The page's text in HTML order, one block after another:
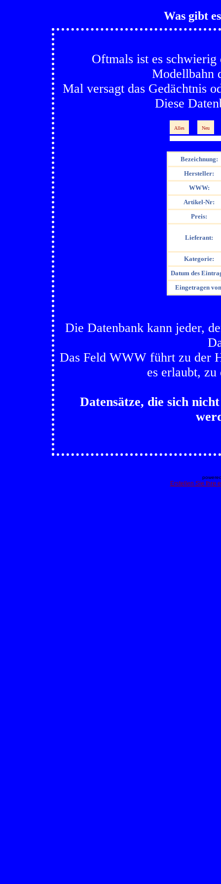
Was gibt
Oftmals ist es
Modellbahn
Mal versagt das Gedächtnis
Diese
Alles Neu
Bezeichnung:
Hersteller:
WWW:
Artikel-Nr:
Preis:
Lieferant:
Kategorie:
Datum des
Eingetragen
Die Datenbank kann jeder,
Das Feld WWW führt zu der
es erlaubt,
Datensätze, die sich
Erstellen Sie Ihre